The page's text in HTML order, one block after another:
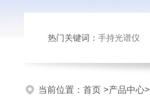
热门关键词： 手持光谱仪
当前位置： 首页 >产品中心>